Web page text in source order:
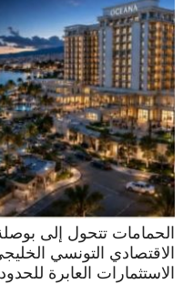
الحمامات تتحول إلى
الاقتصادي التونسي
الاستثمارات العابرة للحدود